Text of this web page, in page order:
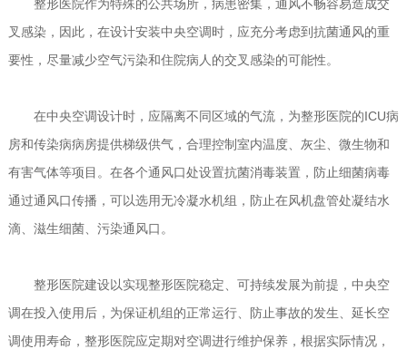
整形医院作为特殊的公共场所，病患密集，通风不畅容易造成交
叉感染，因此，在设计安装中央空调时，应充分考虑到抗菌通风的重
要性，尽量减少空气污染和住院病人的交叉感染的可能性。
在中央空调设计时，应隔离不同区域的气流，为整形医院的ICU病
房和传染病病房提供梯级供气，合理控制室内温度、灰尘、微生物和
有害气体等项目。在各个通风口处设置抗菌消毒装置，防止细菌病毒
通过通风口传播，可以选用无冷凝水机组，防止在风机盘管处凝结水
滴、滋生细菌、污染通风口。
整形医院建设以实现整形医院稳定、可持续发展为前提，中央空
调在投入使用后，为保证机组的正常运行、防止事故的发生、延长空
调使用寿命，整形医院应定期对空调进行维护保养，根据实际情况，